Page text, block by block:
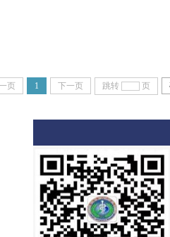
页 1 下一页 跳转 页